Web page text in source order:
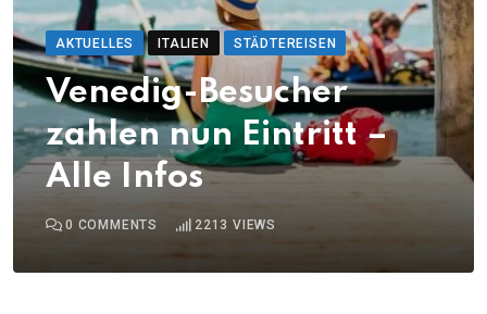
AKTUELLES ITALIEN STÄDTEREISEN
Venedig-Besucher
zahlen nun Eintritt –
Alle Infos
0 COMMENTS 2213 VIEWS